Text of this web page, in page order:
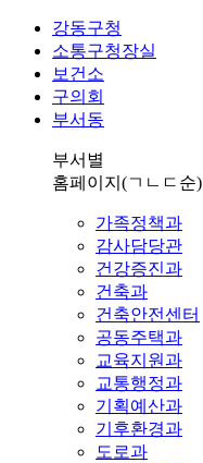
강동구청
소통구청장실
보건소
구의회
부서동
부서별
홈페이지 (ㄱㄴㄷ순)
가족정책과
감사담당관
건강증진과
건축과
건축안전센터
공동주택과
교육지원과
교통행정과
기획예산과
기후환경과
도로과